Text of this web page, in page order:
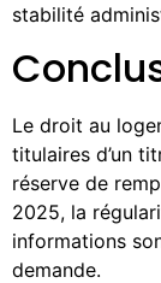
stabilité
Le droit au
titulaires d’un
réserve de
2025, la
informations
demande.